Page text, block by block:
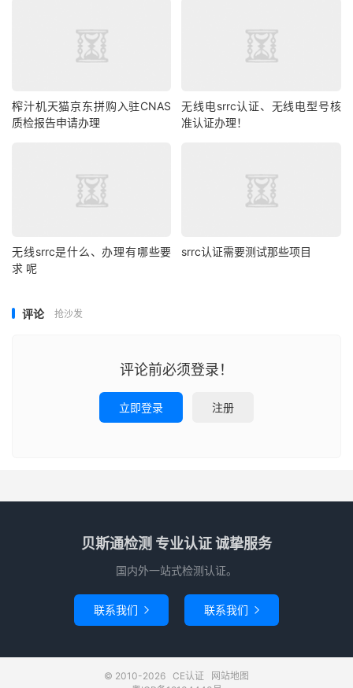
榨汁机天猫京东拼购入驻CNAS
质检报告申请办理
无线电srrc认证、无线电型号核
准认证办理！
无线srrc是什么、办理有哪些要
求 呢
srrc认证需要测试那些项目
评论 抢沙发
评论前必须登录！
立即登录 注册
贝斯通检测 专业认证 诚挚服务
国内外一站式检测认证。
联系我们  联系我们 
© 2010-2026 CE认证
网站地图